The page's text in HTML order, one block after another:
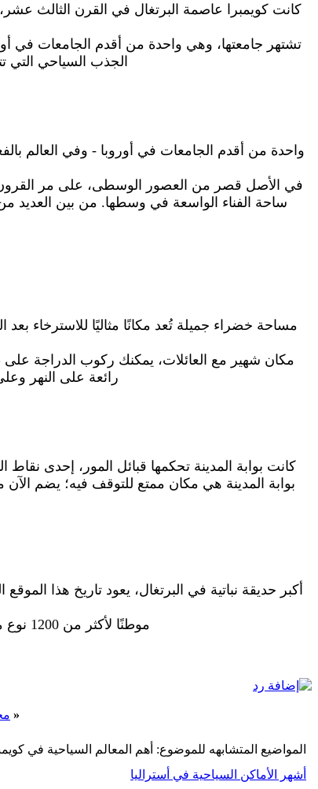
كانت كويمبرا عاصمة البرتغال في القرن الثالث عشر،
تشتهر جامعتها، وهي واحدة من أقدم الجامعات في
الجذب السياحي التي
في الأصل قصر من العصور الوسطى، على مر القرون،
ساحة الفناء الواسعة في وسطها. من بين العديد
مساحة خضراء جميلة تُعد مكانًا مثاليًا للاسترخاء
مكان شهير مع العائلات، يمكنك ركوب الدراجة على
رائعة على النهر
كانت بوابة المدينة تحكمها قبائل المور، إحدى
بوابة المدينة هي مكان ممتع للتوقف فيه؛ يضم الآن
موطنًا لأكثر من 1200 نوع مختلف من النباتات والأشجار، يمكنك أن تجد شجرة الكينا تنمو بجانب أشجار الخيزران تستحق الزيارة.
«
المواضيع المتشابهه للموضوع: أهم المعالم السياحية في
أشهر الأماكن السياحية في أستراليا